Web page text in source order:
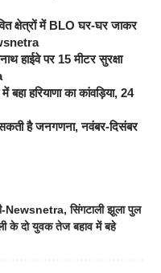
क्षेत्रों में BLO घर-घर जाकर
हाईवे पर 15 मीटर सुरक्षा
हरियाणा का कांवड़िया, 24
है जनगणना, नवंबर-दिसंबर
Newsnetra,सिंगटाली झूला पुल
के दो युवक तेज बहाव में बहे